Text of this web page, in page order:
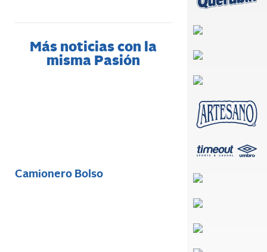
Más noticias con la
misma Pasión
Camionero Bolso